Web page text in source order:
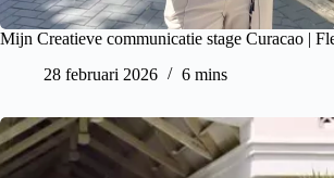
Mijn Creatieve communicatie stage Curacao |
28 februari 2026
6 mins